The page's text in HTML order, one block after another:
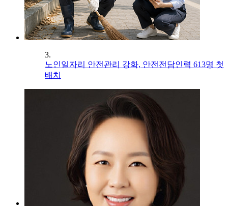
3.
노인일자리 안전관리 강화, 안전전담인력 613명 첫
배치